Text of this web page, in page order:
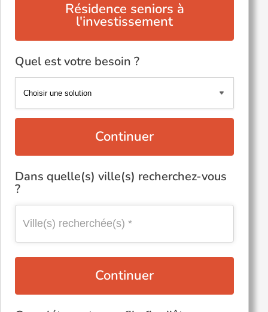
Résidence seniors à
l'investissement
Quel est votre besoin ?
Continuer
Dans quelle(s) ville(s) recherchez-vous
?
Continuer